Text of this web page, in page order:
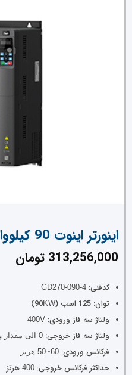
اینورتر اینوت 90 کیلووات GD270
313,256,000 تومان
کدفنی:
توان: 125 اسب (90 KW
)
ولتاژ سه فاز ورودی: 400V
ولتاژ سه فاز خروجی:
فرکانس ورودی: 60~50 هرتز
حداکثر فرکانس خروجی: 400 هرتز